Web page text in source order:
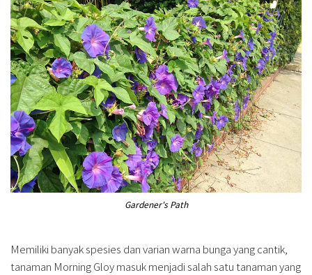
Gardener's Path
Memiliki banyak spesies dan varian warna bunga yang cantik,
tanaman Morning Gloy masuk menjadi salah satu tanaman yang